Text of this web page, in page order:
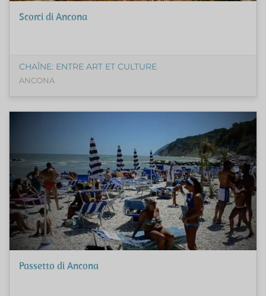
Scorci di Ancona
CHAÎNE: ENTRE ART ET CULTURE
ANCONA
Passetto di Ancona